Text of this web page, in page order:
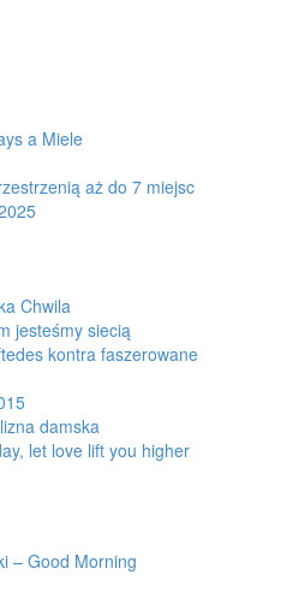
a Miele
aż do 7 miejsc
Chwila
jesteśmy siecią
kontra faszerowane
damska
let love lift you higher
– Good Morning